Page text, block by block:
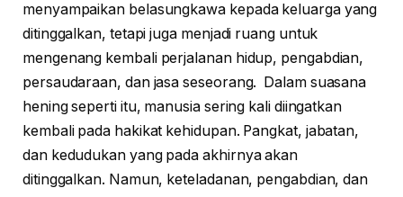
menyampaikan belasungkawa kepada keluarga yang
ditinggalkan, tetapi juga menjadi ruang untuk
mengenang kembali perjalanan hidup, pengabdian,
persaudaraan, dan jasa seseorang. Dalam suasana
hening seperti itu, manusia sering kali diingatkan
kembali pada hakikat kehidupan. Pangkat, jabatan,
dan kedudukan yang pada akhirnya akan
ditinggalkan. Namun, keteladanan, pengabdian, dan